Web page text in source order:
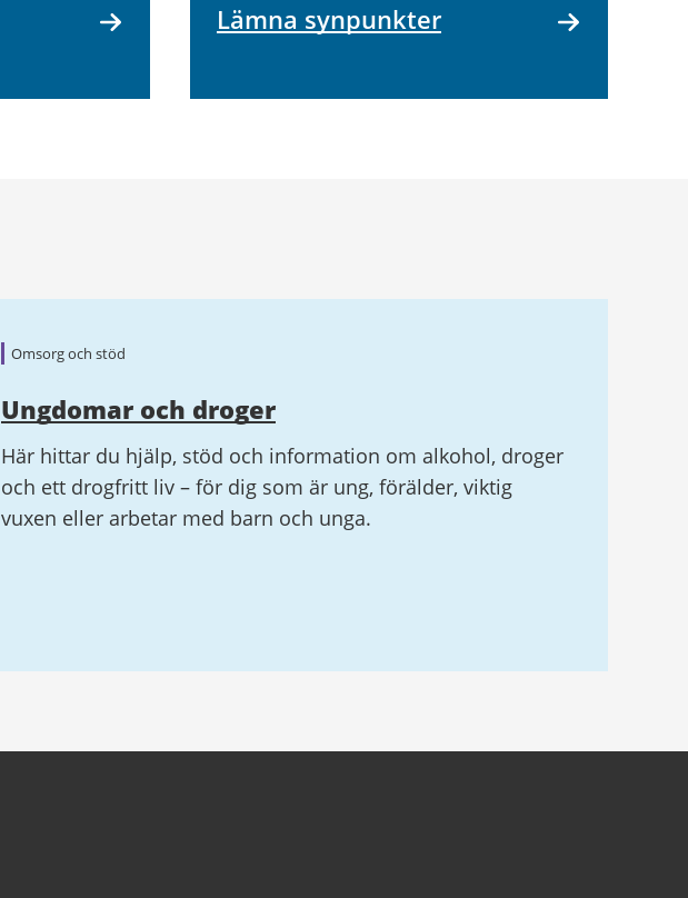
Lämna synpunkter
Omsorg och stöd
Ungdomar och droger
Här hittar du hjälp, stöd och information om alkohol, droger
och ett drogfritt liv – för dig som är ung, förälder, viktig
vuxen eller arbetar med barn och unga.